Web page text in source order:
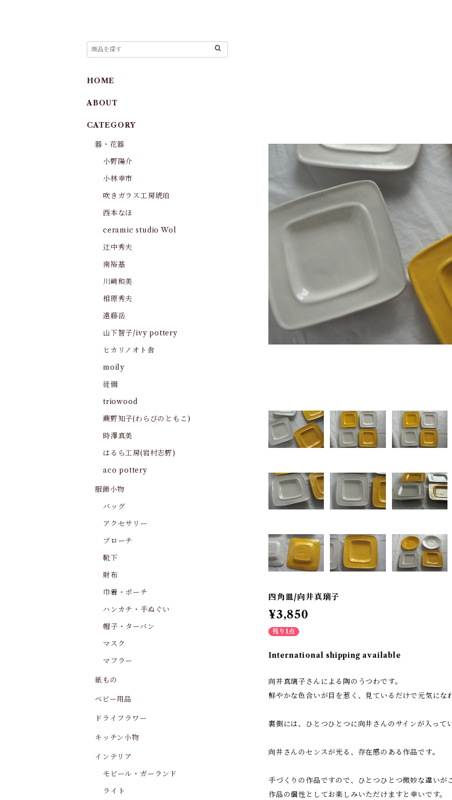
四角皿/向井真璃子
¥3,850
残り1点
International shipping available
向井真璃子さんによる陶のうつわです。
鮮やかな色合いが目を惹く、見ているだけで元気にな
裏側には、ひとつひとつに向井さんのサインが入ってい
向井さんのセンスが光る、存在感のある作品です。
手づくりの作品ですので、ひとつひとつ微妙な違いが
作品の個性としてお楽しみいただけますと幸いです。
HOME
ABOUT
CATEGORY
器・花器
小野陽介
小林幸市
吹きガラス工房琥珀
西本なほ
ceramic studio Wol
辻中秀夫
南裕基
川﨑和美
相原秀夫
遠藤岳
山下智子/ivy pottery
ヒカリノオト舎
moily
徒儞
triowood
蕨野知子(わらびのともこ)
時澤真美
はるら工房(岩村志野)
aco pottery
服飾小物
バッグ
アクセサリー
ブローチ
靴下
財布
巾着・ポーチ
ハンカチ・手ぬぐい
帽子・ターバン
マスク
マフラー
紙もの
ベビー用品
ドライフラワー
キッチン小物
インテリア
モビール・ガーランド
ライト